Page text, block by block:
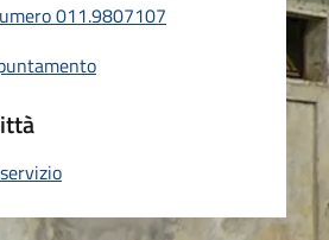
011.9807107